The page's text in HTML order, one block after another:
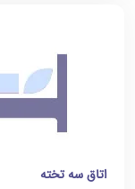
اتاق سه تخته